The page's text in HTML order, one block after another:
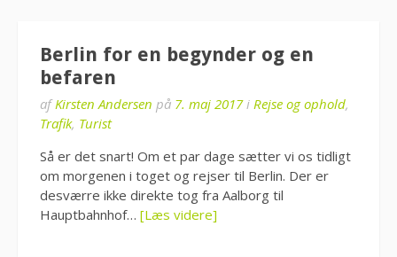
Berlin for en begynder og en
befaren
afKirsten Andersen på 7. maj 2017i Rejse og ophold,
Trafik, Turist
Så er det snart! Om et par dage sætter vi os tidligt
om morgenen i toget og rejser til Berlin. Der er
desværre ikke direkte tog fra Aalborg til
Hauptbahnhof… [Læs videre]